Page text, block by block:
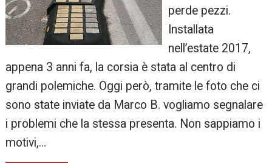
perde pezzi.
Installata
nell’estate 2017,
appena 3 anni fa, la corsia è stata al centro di
grandi polemiche. Oggi però, tramite le foto che ci
sono state inviate da Marco B. vogliamo segnalare
i problemi che la stessa presenta. Non sappiamo i
motivi,…